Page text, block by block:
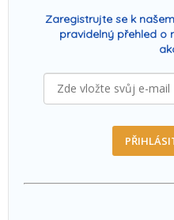
Zaregistrujte se k
pravidelný přehled o